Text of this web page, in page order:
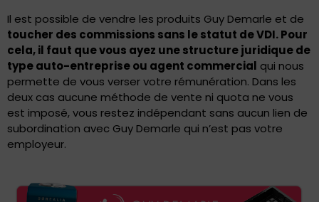
Il est possible de vendre les produits Guy Demarle et de
toucher des commissions sans le statut de VDI. Pour
cela, il faut que vous ayez une structure juridique de
type auto-entreprise ou agent commercial qui nous
permette de vous verser votre rémunération. Dans les
deux cas aucune méthode de vente ni quota ne vous
est imposé, vous restez indépendant sans aucun lien de
subordination avec Guy Demarle qui n’est pas votre
employeur.